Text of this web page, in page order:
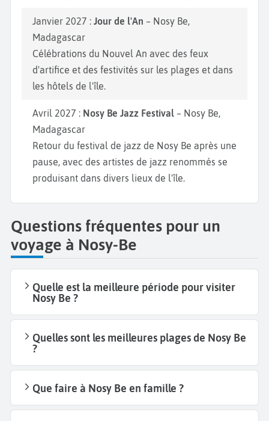
Janvier 2027 : Jour de l'An – Nosy Be,
Madagascar
Célébrations du Nouvel An avec des feux
d'artifice et des festivités sur les plages et dans
les hôtels de l'île.
Avril 2027 : Nosy Be Jazz Festival – Nosy Be,
Madagascar
Retour du festival de jazz de Nosy Be après une
pause, avec des artistes de jazz renommés se
produisant dans divers lieux de l'île.
Questions fréquentes pour un
voyage à Nosy-Be
Quelle est la meilleure période pour visiter
Nosy Be ?
Quelles sont les meilleures plages de Nosy Be
?
Que faire à Nosy Be en famille ?